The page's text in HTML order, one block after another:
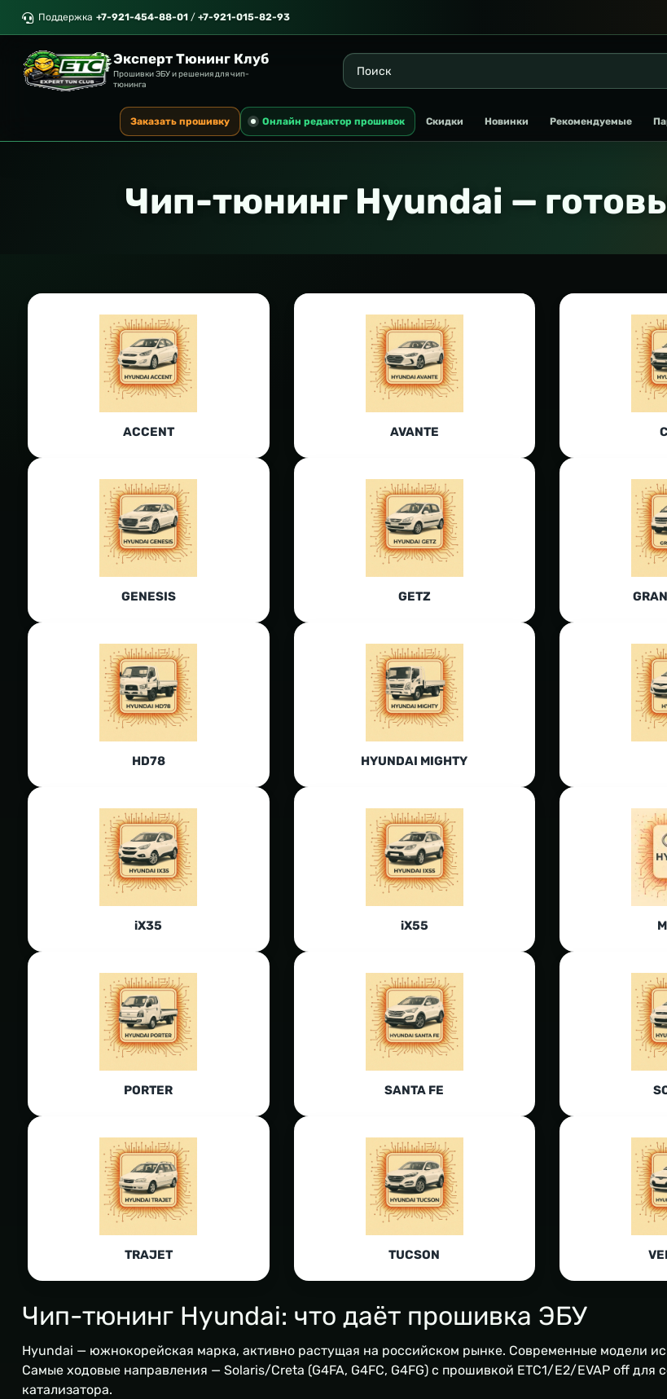
Поддержка +7-921-454-88-01 / +7-921-015-82-93
Эксперт Тюнинг Клуб
Прошивки ЭБУ и решения для чип-
тюнинга
Заказать прошивку Онлайн редактор прошивок Скидки Новинки Рекомендуемые
Чип-тюнинг Hyundai —
ACCENT AVANTE
GENESIS GETZ
HD78 HYUNDAI MIGHTY
iX35 iX55
PORTER SANTA FE
TRAJET TUCSON
Чип-тюнинг Hyundai: что даёт прошивка ЭБУ
Hyundai — южнокорейская марка, активно растущая на российском рынке. Современные модели
Самые ходовые направления — Solaris/Creta (G4FA, G4FC, G4FG) с прошивкой ETC1/E2/EVAP off для
катализатора.